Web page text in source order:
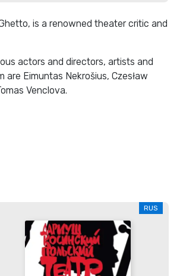
is a renowned theater critic and
actors and directors, artists and
Eimuntas Nekrošius, Czesław
Venclova.
RUS